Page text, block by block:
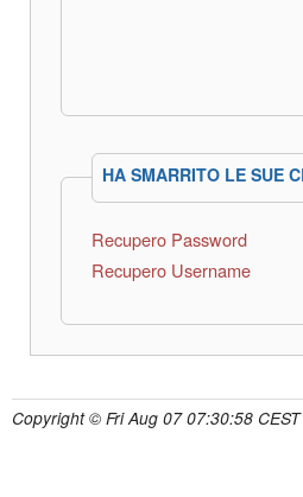
HA SMARRITO LE SUE
Recupero Password
Recupero Username
Copyright © Fri Aug 07 07:30:58